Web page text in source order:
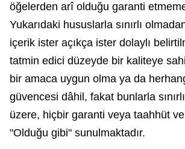
öğelerden arî olduğu garanti
Yukarıdaki hususlarla sınırlı
içerik ister açıkça ister dolaylı
tatmin edici düzeyde bir kaliteye
bir amaca uygun olma ya da
güvencesi dâhil, fakat bunlarla
üzere, hiçbir garanti veya taahhüt
"Olduğu gibi" sunulmaktadır.